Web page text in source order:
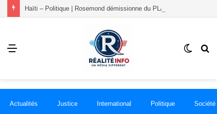
Menu
Switch
Actualités Justice International Politique Société